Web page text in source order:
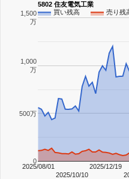
5802 住友電気工業
買い残高
売り残
2025/08/01
2025/10/10
2025/12/19
0
500万
1,000
万
1,500
万